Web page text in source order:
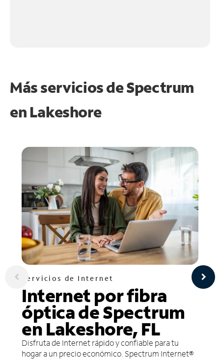
Más servicios de Spectrum
en Lakeshore
Servicios de Internet
Internet por fibra
óptica de Spectrum
en Lakeshore, FL
Disfruta de Internet rápido y confiable para tu
hogar a un precio económico. Spectrum Internet®